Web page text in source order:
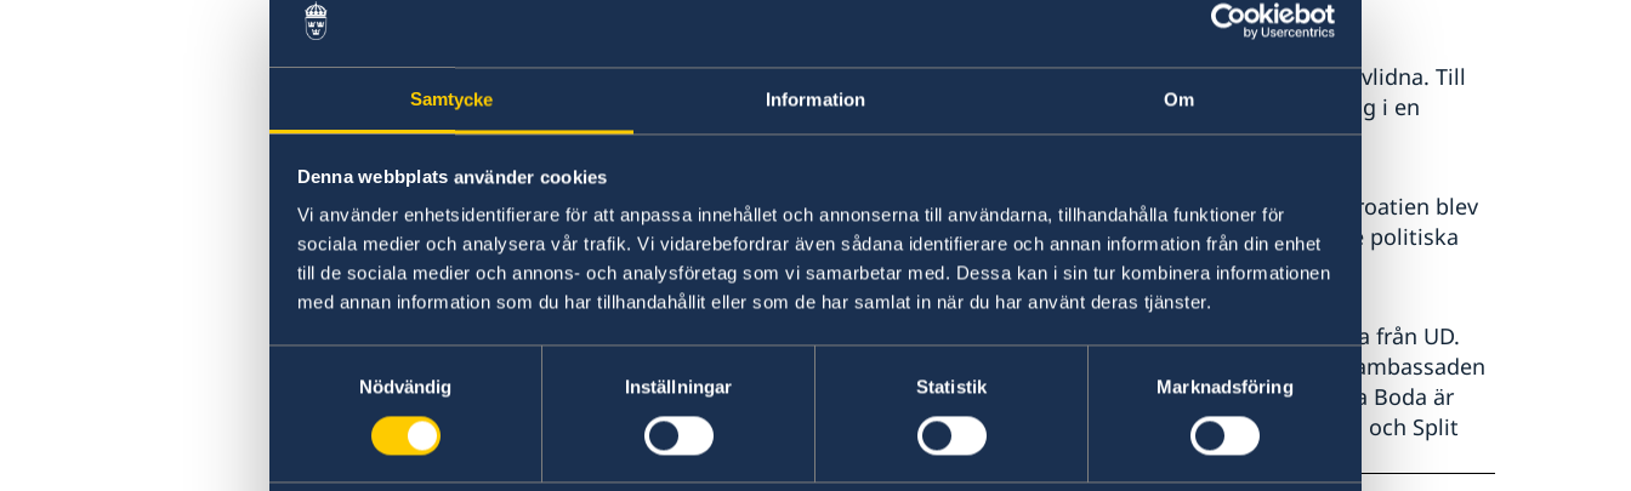
Samtycke Information Om
Denna webbplats använder cookies
Vi använder enhetsidentifierare för att anpassa innehållet och annonserna till användarna, tillhandahålla funktioner för
sociala medier och analysera vår trafik. Vi vidarebefordrar även sådana identifierare och annan information från din enhet
till de sociala medier och annons- och analysföretag som vi samarbetar med. Dessa kan i sin tur kombinera informationen
med annan information som du har tillhandahållit eller som de har samlat in när du har använt deras tjänster.
Nödvändig
Inställningar Statistik Marknadsföring
Ambassaden ger konsulär service till svenska medborgare. Till exempel
passansökningar, samordningsnummer, frihetsberövade, brottsoffer och avlidna. Till
uppdraget hör också att erbjuda råd och stöd till svenskar som befinner sig i en
nödsituation. Ambassaden hanterar vissa migrationsärenden.
Sverige har haft diplomatiska förbindelser med Kroatien sedan 1992, då Kroatien blev
självständigt efter att tidigare ha varit en del av dåvarande Jugoslavien. De politiska
och bilaterala relationerna mellan våra länder är mycket goda.
På svenska ambassaden i Zagreb arbetar nio personer, varav tre är utsända från UD.
Övriga är lokalt anställda. En utsänd försvarsattaché täcker Kroatien från ambassaden
i Budapest. Business Sweden täcker Kroatien från Wien. Ambassadör Anna Boda är
chef på ambassaden sedan augusti 2023. I kuststäderna Dubrovnik, Rijeka och Split
finns svenska honorärkonsulat.